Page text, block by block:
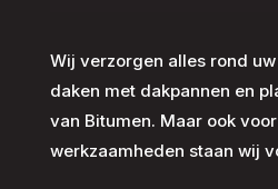
Wij verzorgen alles rond
daken met dakpannen en
van Bitumen. Maar ook
werkzaamheden staan wij